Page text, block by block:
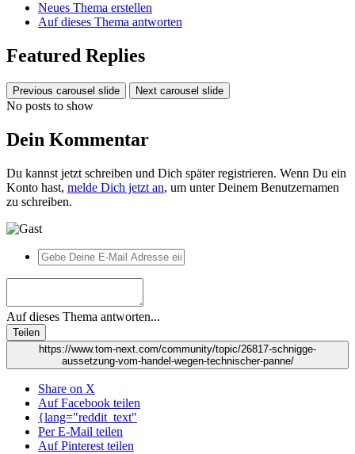
Neues Thema erstellen
Auf dieses Thema antworten
Featured Replies
Previous carousel slide Next carousel slide
No posts to show
Dein Kommentar
Du kannst jetzt schreiben und Dich später registrieren. Wenn Du ein
Konto hast, melde Dich jetzt an, um unter Deinem Benutzernamen
zu schreiben.
Auf dieses Thema antworten...
Teilen
https://www.tom-next.com/community/topic/26817-schnigge-
aussetzung-vom-handel-wegen-technischer-panne/
Share on X
Auf Facebook teilen
{lang="reddit_text"
Per E-Mail teilen
Auf Pinterest teilen